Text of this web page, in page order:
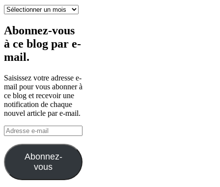
Archives
Abonnez-vous
à ce blog par e-
mail.
Saisissez votre adresse e-
mail pour vous abonner à
ce blog et recevoir une
notification de chaque
nouvel article par e-mail.
Adresse
e-
mail
Abonnez-
vous